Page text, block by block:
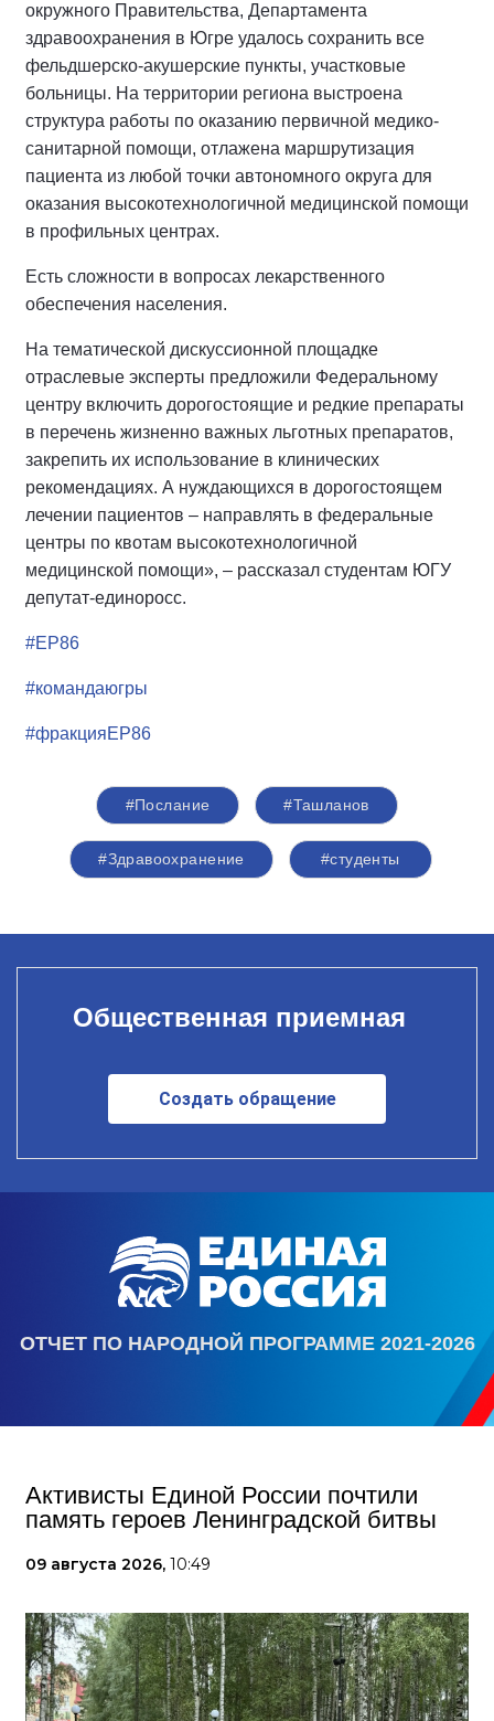
окружного Правительства, Департамента
здравоохранения в Югре удалось сохранить все
фельдшерско-акушерские пункты, участковые
больницы. На территории региона выстроена
структура работы по оказанию первичной медико-
санитарной помощи, отлажена маршрутизация
пациента из любой точки автономного округа для
оказания высокотехнологичной медицинской помощи
в профильных центрах.
Есть сложности в вопросах лекарственного
обеспечения населения.
На тематической дискуссионной площадке
отраслевые эксперты предложили Федеральному
центру включить дорогостоящие и редкие препараты
в перечень жизненно важных льготных препаратов,
закрепить их использование в клинических
рекомендациях. А нуждающихся в дорогостоящем
лечении пациентов – направлять в федеральные
центры по квотам высокотехнологичной
медицинской помощи», – рассказал студентам ЮГУ
депутат-единоросс.
#ЕР86
#командаюгры
#фракцияЕР86
#Послание #Ташланов
#Здравоохранение #студенты
Общественная приемная
Создать обращение
ОТЧЕТ ПО НАРОДНОЙ ПРОГРАММЕ 2021-2026
Активисты Единой России почтили
память героев Ленинградской битвы
09 августа 2026, 10:49